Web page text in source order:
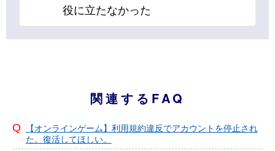
役に立たなかった
関連するFAQ
【オンラインゲーム】利用規約違反でアカウントを停止され
た。復活してほしい。